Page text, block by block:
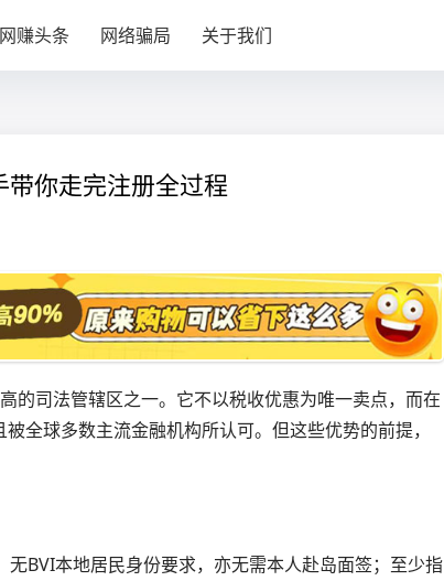
网赚头条 网络骗局 关于我们
你走完注册全过程
的司法管辖区之一。它不以税收优惠为唯一卖点，而在
全球多数主流金融机构所认可。但这些优势的前提，
BVI本地居民身份要求，亦无需本人赴岛面签；至少指